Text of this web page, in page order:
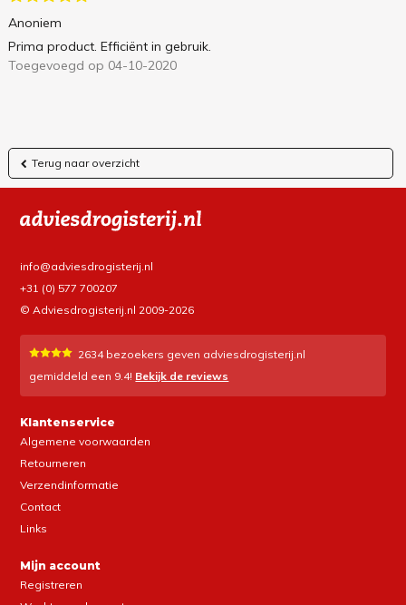
Anoniem
Prima product. Efficiënt in gebruik.
Toegevoegd op 04-10-2020
Terug naar overzicht
info@adviesdrogisterij.nl
+31 (0) 577 700207
© Adviesdrogisterij.nl 2009-2026
2634bezoekers geven adviesdrogisterij.nl
gemiddeld een 9.4! Bekijk de reviews
Klantenservice
Algemene voorwaarden
Retourneren
Verzendinformatie
Contact
Links
Mijn account
Registreren